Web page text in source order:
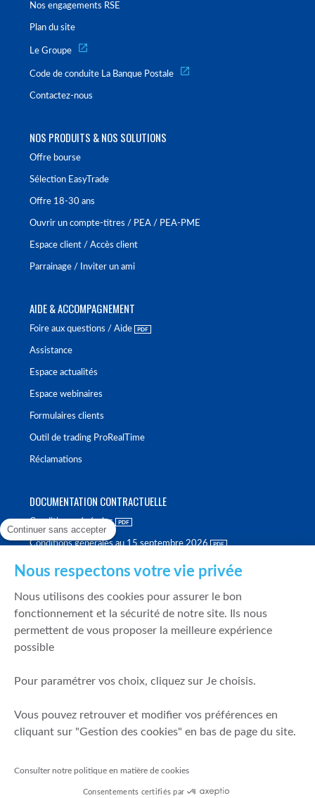
Nos engagements RSE
Plan du site
Le Groupe
Code de conduite La Banque Postale
Contactez-nous
NOS PRODUITS & NOS SOLUTIONS
Offre bourse
Sélection EasyTrade
Offre 18-30 ans
Ouvrir un compte-titres / PEA / PEA-PME
Espace client / Accès client
Parrainage / Inviter un ami
AIDE & ACCOMPAGNEMENT
Foire aux questions / Aide
Assistance
Espace actualités
Espace webinaires
Formulaires clients
Outil de trading ProRealTime
Réclamations
DOCUMENTATION CONTRACTUELLE
Conditions générales
Conditions générales au 15 septembre 2026
Politique de meilleure sélection
Politique de durabilité
Fonds de garantie des dépôts et de résolution
Mentions légales
Prévention de la fraude
Continuer sans accepter
Nous respectons votre vie privée
Nous utilisons des cookies pour assurer le bon
fonctionnement et la sécurité de notre site. Ils nous
permettent de vous proposer la meilleure expérience
possible
Pour paramétrer vos choix, cliquez sur Je choisis.
Vous pouvez retrouver et modifier vos préférences en
cliquant sur "Gestion des cookies" en bas de page du site.
Consulter notre politique en matière de cookies
Consentements certifiés par